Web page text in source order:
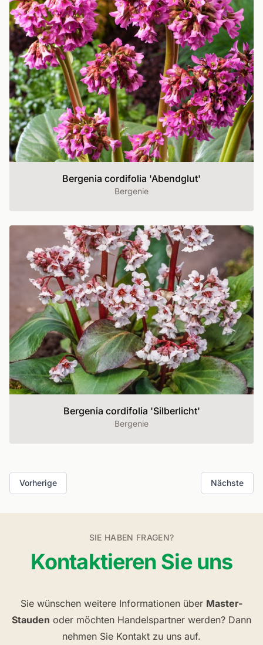
Bergenia cordifolia 'Abendglut'
Bergenie
Bergenia cordifolia 'Silberlicht'
Bergenie
Vorherige Nächste
SIE HABEN FRAGEN?
Kontaktieren Sie uns
Sie wünschen weitere Informationen über Master-
Stauden oder möchten Handelspartner werden? Dann
nehmen Sie Kontakt zu uns auf.